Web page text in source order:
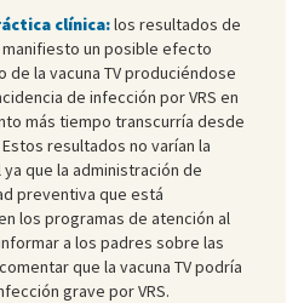
clínica:los resultados de
un posible efecto
la vacuna TV produciéndose
de infección por VRS en
más tiempo transcurría desde
resultados no varían la
que la administración de
preventiva que está
los programas de atención al
a los padres sobre las
que la vacuna TV podría
grave por VRS.